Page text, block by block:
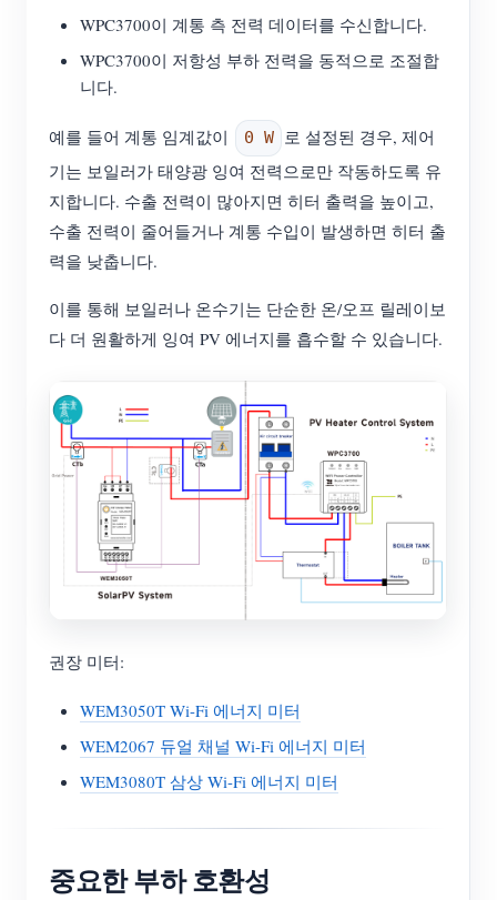
WPC3700이 계통 측 전력 데이터를 수신합니다.
WPC3700이 저항성 부하 전력을 동적으로 조절합
니다.
예를 들어 계통 임계값이 0 W 로 설정된 경우, 제어
기는 보일러가 태양광 잉여 전력으로만 작동하도록 유
지합니다. 수출 전력이 많아지면 히터 출력을 높이고,
수출 전력이 줄어들거나 계통 수입이 발생하면 히터 출
력을 낮춥니다.
이를 통해 보일러나 온수기는 단순한 온/오프 릴레이보
다 더 원활하게 잉여 PV 에너지를 흡수할 수 있습니다.
권장 미터:
WEM3050T Wi-Fi 에너지 미터
WEM2067 듀얼 채널 Wi-Fi 에너지 미터
WEM3080T 삼상 Wi-Fi 에너지 미터
중요한 부하 호환성